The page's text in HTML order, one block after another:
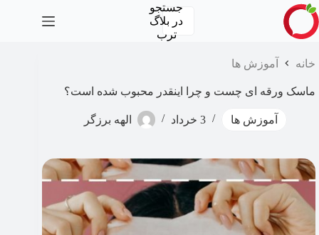
پرش
به
محتوا
جستجو
در بلاگ
ترب
خانه آموزش ها
ماسک ورقه ای چست و چرا اینقدر محبوب شده است؟
آموزش ها 3 خرداد الهه برزگر